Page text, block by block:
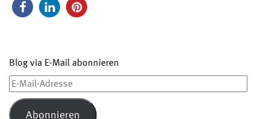
Blog via E-Mail abonnieren
E-
Mail-
Adresse
Abonnieren